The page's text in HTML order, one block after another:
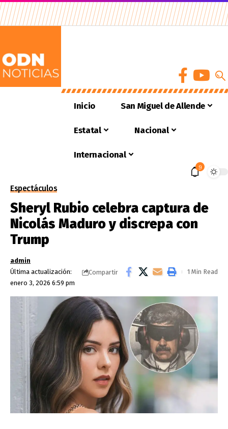
Inicio San Miguel de Allende
Estatal Nacional
Internacional
9
Espectáculos
Sheryl Rubio celebra captura de
Nicolás Maduro y discrepa con
Trump
Última actualización:
enero 3, 2026 6:59 pm
admin
Compartir
1 Min Read